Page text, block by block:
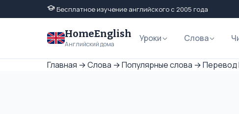
Бесплатное изучение английского с 2005 года
HomeEnglish
Английский дома
Уроки Слова
Главная →Слова →Популярные слова →Перевод